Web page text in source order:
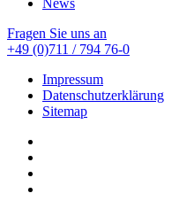
News
Fragen Sie uns an
+49 (0)711 / 794 76-0
Impressum
Datenschutzerklärung
Sitemap